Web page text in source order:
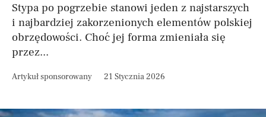
Stypa po pogrzebie stanowi jeden z najstarszych
i najbardziej zakorzenionych elementów polskiej
obrzędowości. Choć jej forma zmieniała się
przez...
Artykuł sponsorowany 21 Stycznia 2026